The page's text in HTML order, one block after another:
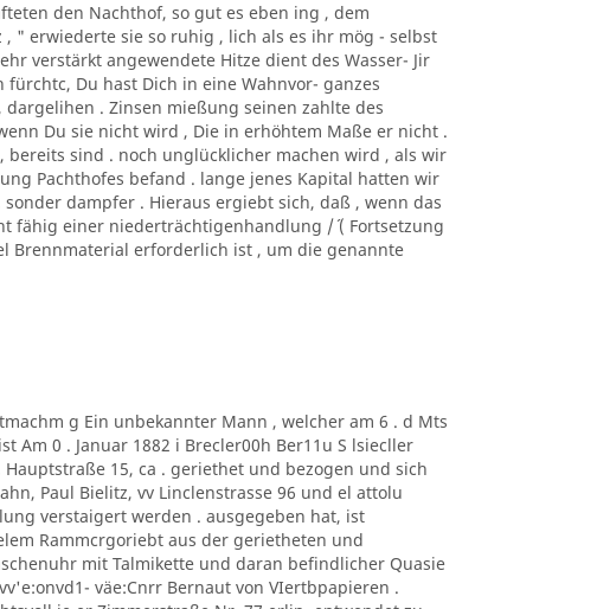
den Nachthof, so gut es eben ing , dem
" erwiederte sie so ruhig , lich als es ihr mög - selbst
verstärkt angewendete Hitze dient des Wasser- Jir
Du hast Dich in eine Wahnvor- ganzes
. Zinsen mießung seinen zahlte des
Du sie nicht wird , Die in erhöhtem Maße er nicht .
sind . noch unglücklicher machen wird , als wir
Pachthofes befand . lange jenes Kapital hatten wir
dampfer . Hieraus ergiebt sich, daß , wenn das
fähig einer niederträchtigenhandlung /´ ( Fortsetzung
Brennmaterial erforderlich ist , um die genannte
g Ein unbekannter Mann , welcher am 6 . d Mts
Am 0 . Januar 1882 i Brecler00h Ber11u S lsiecller
15, ca . geriethet und bezogen und sich
Paul Bielitz, vv Linclenstrasse 96 und el attolu
verstaigert werden . ausgegeben hat, ist
Rammcrgoriebt aus der gerietheten und
mit Talmikette und daran befindlicher Quasie
väe:Cnrr Bernaut von VIertbpapieren .